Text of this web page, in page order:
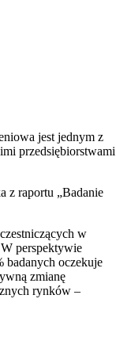
jest jednym z
przedsiębiorstwami
z raportu „Badanie
w
perspektywie
badanych oczekuje
zmianę
rynków –